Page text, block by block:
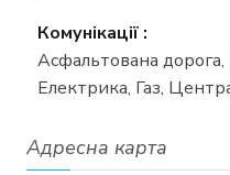
Комунікації :
Асфальтована дорога,
Електрика, Газ,
Адресна карта